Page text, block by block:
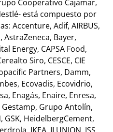
Cooperativo Cajamar,
está compuesto por
Accenture, Adif, AIRBUS,
AstraZeneca, Bayer,
Energy, CAPSA Food,
Siro, CESCE, CIE
Partners, Damm,
Ecovadis, Ecovidrio,
Enagás, Enaire, Enresa,
Gestamp, Grupo Antolín,
GSK, HeidelbergCement,